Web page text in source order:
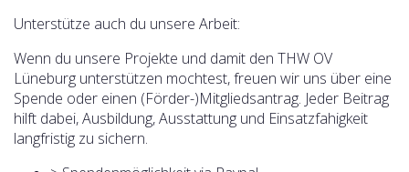
Unterstütze auch du unsere Arbeit:
Wenn du unsere Projekte und damit den THW OV
Lüneburg unterstützen mochtest, freuen wir uns über eine
Spende oder einen (Förder-)Mitgliedsantrag. Jeder Beitrag
hilft dabei, Ausbildung, Ausstattung und Einsatzfahigkeit
langfristig zu sichern.